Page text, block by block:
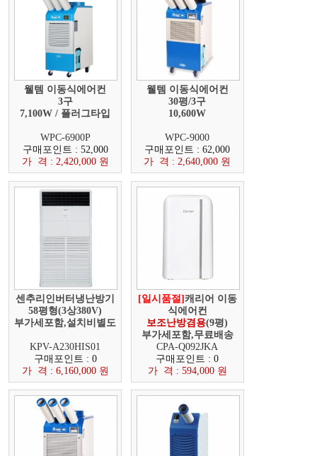
웰템 이동식에어컨
3구
7,100W / 플러그타입
WPC-6900P
구매포인트 : 52,000
가 격 : 2,420,000 원
웰템 이동식에어컨
30평/3구
10,600W
WPC-9000
구매포인트 : 62,000
가 격 : 2,640,000 원
센추리인버터냉난방기
58평형(3상380V)
부가세포함,설치비별도
KPV-A230HIS01
구매포인트 : 0
가 격 : 6,160,000 원
[일시품절]캐리어 이동
식에어컨
보조난방겸용(9평)
부가세포함,무료배송
CPA-Q092JKA
구매포인트 : 0
가 격 : 594,000 원